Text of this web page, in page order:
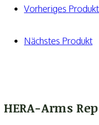
-18'
Menge
Vorheriges Produkt
Nächstes Produkt
HERA-Arms